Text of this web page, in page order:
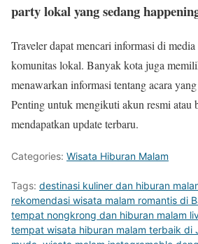
party lokal yang sedang
Traveler dapat mencari informasi di
komunitas lokal. Banyak kota juga
menawarkan informasi tentang acara
Penting untuk mengikuti akun resmi atau
mendapatkan update terbaru.
Categories: Wisata Hiburan Malam
Tags: destinasi kuliner dan hiburan
rekomendasi wisata malam romantis di
tempat nongkrong dan hiburan malam
tempat wisata hiburan malam terbaik di